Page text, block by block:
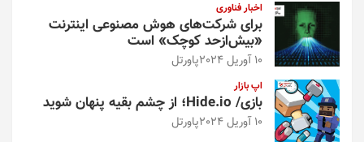
اخبار فناوری
برای شرکت‌های هوش مصنوعی اینترنت
«بیش‌از‌حد کوچک» است
10 آوریل 2024 پاورتل
اپ بازار
بازی/ Hide.io؛ از چشم بقیه پنهان شوید
10 آوریل 2024 پاورتل